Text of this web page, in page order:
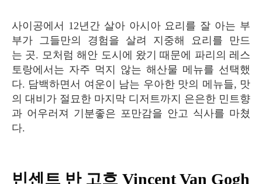
사이공에서 12년간 살아 아시아 요리를 잘 아는 부
부가 그들만의 경험을 살려 지중해 요리를 만드
는 곳. 모처럼 해안 도시에 왔기 때문에 파리의 레스
토랑에서는 자주 먹지 않는 해산물 메뉴를 선택했
다. 담백하면서 여운이 남는 우아한 맛의 메뉴들, 맛
의 대비가 절묘한 마지막 디저트까지 은은한 민트향
과 어우러져 기분좋은 포만감을 안고 식사를 마쳤
다.
빈센트 반 고흐 Vincent Van Gogh